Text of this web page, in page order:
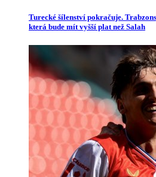
Turecké šílenství pokračuje.
která bude mít vyšší plat než Salah